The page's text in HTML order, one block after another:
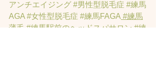
アンチエイジング #男性型脱毛症 #練馬
AGA #女性型脱毛症 #練馬FAGA #練馬
薄毛 #練馬駅前のヘッドスパサロン #練